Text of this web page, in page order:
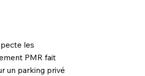
les
PMR fait
un parking privé